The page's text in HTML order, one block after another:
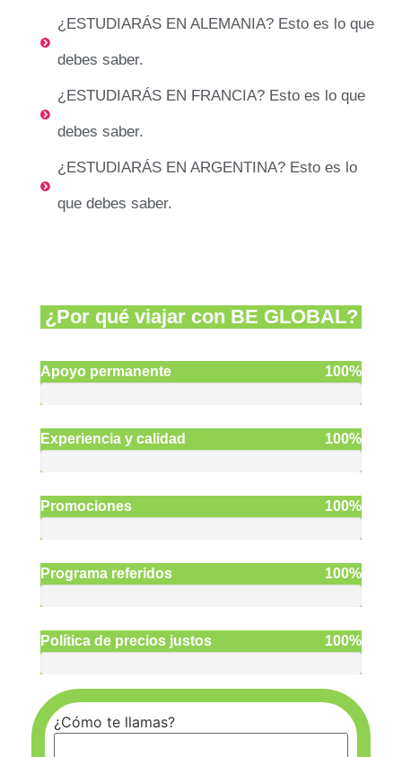
¿ESTUDIARÁS EN ALEMANIA? Esto es lo que
debes saber.
¿ESTUDIARÁS EN FRANCIA? Esto es lo que
debes saber.
¿ESTUDIARÁS EN ARGENTINA? Esto es lo
que debes saber.
¿Por qué viajar con BE GLOBAL?
Apoyo permanente 100%
Experiencia y calidad 100%
Promociones 100%
Programa referidos 100%
Política de precios justos 100%
¿Cómo te llamas?